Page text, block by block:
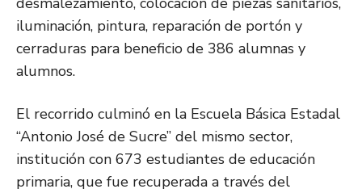
iluminación, pintura, reparación de portón y
cerraduras para beneficio de 386 alumnas y
alumnos.
El recorrido culminó en la Escuela Básica Estadal
“Antonio José de Sucre” del mismo sector,
institución con 673 estudiantes de educación
primaria, que fue recuperada a través del